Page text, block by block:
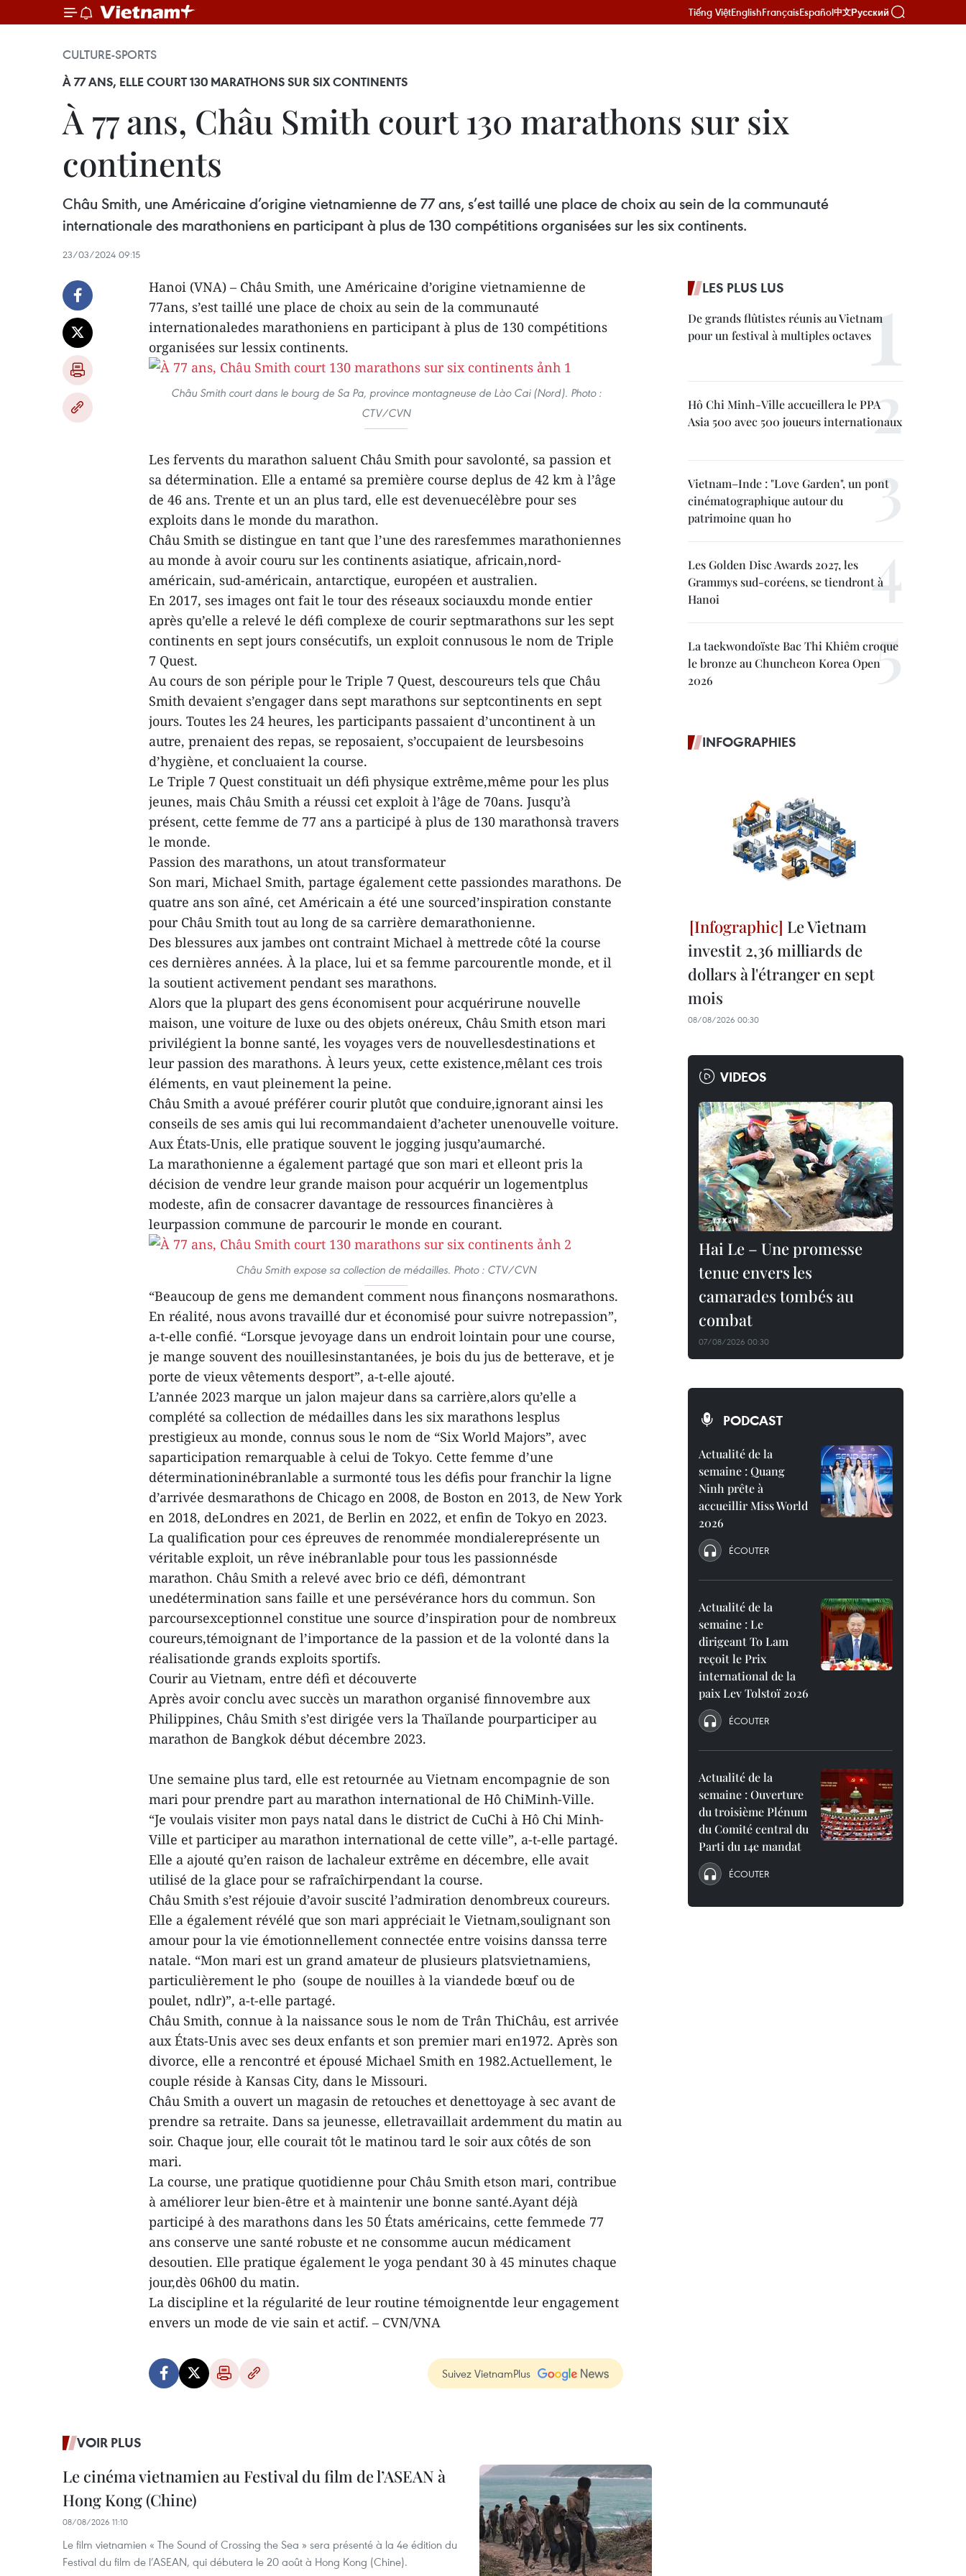
Tiếng ViệtEnglishFrançaisEspañol中文Русский
CULTURE-SPORTS
À 77 ANS, ELLE COURT 130 MARATHONS SUR SIX CONTINENTS
À 77 ans, Châu Smith court 130 marathons sur six
continents
Châu Smith, une Américaine d’origine vietnamienne de 77 ans, s’est taillé une place de choix au sein de la communauté
internationale des marathoniens en participant à plus de 130 compétitions organisées sur les six continents.
23/03/2024 09:15
Hanoi (VNA) – Châu Smith, une Américaine d’origine vietnamienne de
77ans, s’est taillé une place de choix au sein de la communauté
internationaledes marathoniens en participant à plus de 130 compétitions
organisées sur lessix continents.
Châu Smith court dans le bourg de Sa Pa, province montagneuse de Lào Cai (Nord). Photo :
CTV/CVN
Les fervents du marathon saluent Châu Smith pour savolonté, sa passion et
sa détermination. Elle a entamé sa première course deplus de 42 km à l’âge
de 46 ans. Trente et un an plus tard, elle est devenuecélèbre pour ses
exploits dans le monde du marathon.
Châu Smith se distingue en tant que l’une des raresfemmes marathoniennes
au monde à avoir couru sur les continents asiatique, africain,nord-
américain, sud-américain, antarctique, européen et australien.
En 2017, ses images ont fait le tour des réseaux sociauxdu monde entier
après qu’elle a relevé le défi complexe de courir septmarathons sur les sept
continents en sept jours consécutifs, un exploit connusous le nom de Triple
7 Quest.
Au cours de son périple pour le Triple 7 Quest, descoureurs tels que Châu
Smith devaient s’engager dans sept marathons sur septcontinents en sept
jours. Toutes les 24 heures, les participants passaient d’uncontinent à un
autre, prenaient des repas, se reposaient, s’occupaient de leursbesoins
d’hygiène, et concluaient la course.
Le Triple 7 Quest constituait un défi physique extrême,même pour les plus
jeunes, mais Châu Smith a réussi cet exploit à l’âge de 70ans. Jusqu’à
présent, cette femme de 77 ans a participé à plus de 130 marathonsà travers
le monde.
Passion des marathons, un atout transformateur
Son mari, Michael Smith, partage également cette passiondes marathons. De
quatre ans son aîné, cet Américain a été une sourced’inspiration constante
pour Châu Smith tout au long de sa carrière demarathonienne.
Des blessures aux jambes ont contraint Michael à mettrede côté la course
ces dernières années. À la place, lui et sa femme parcourentle monde, et il
la soutient activement pendant ses marathons.
Alors que la plupart des gens économisent pour acquérirune nouvelle
maison, une voiture de luxe ou des objets onéreux, Châu Smith etson mari
privilégient la bonne santé, les voyages vers de nouvellesdestinations et
leur passion des marathons. À leurs yeux, cette existence,mêlant ces trois
éléments, en vaut pleinement la peine.
Châu Smith a avoué préférer courir plutôt que conduire,ignorant ainsi les
conseils de ses amis qui lui recommandaient d’acheter unenouvelle voiture.
Aux États-Unis, elle pratique souvent le jogging jusqu’aumarché.
La marathonienne a également partagé que son mari et elleont pris la
décision de vendre leur grande maison pour acquérir un logementplus
modeste, afin de consacrer davantage de ressources financières à
leurpassion commune de parcourir le monde en courant.
Châu Smith expose sa collection de médailles. Photo : CTV/CVN
“Beaucoup de gens me demandent comment nous finançons nosmarathons.
En réalité, nous avons travaillé dur et économisé pour suivre notrepassion”,
a-t-elle confié. “Lorsque jevoyage dans un endroit lointain pour une course,
je mange souvent des nouillesinstantanées, je bois du jus de betterave, et je
porte de vieux vêtements desport”, a-t-elle ajouté.
L’année 2023 marque un jalon majeur dans sa carrière,alors qu’elle a
complété sa collection de médailles dans les six marathons lesplus
prestigieux au monde, connus sous le nom de “Six World Majors”, avec
saparticipation remarquable à celui de Tokyo. Cette femme d’une
déterminationinébranlable a surmonté tous les défis pour franchir la ligne
d’arrivée desmarathons de Chicago en 2008, de Boston en 2013, de New York
en 2018, deLondres en 2021, de Berlin en 2022, et enfin de Tokyo en 2023.
La qualification pour ces épreuves de renommée mondialereprésente un
véritable exploit, un rêve inébranlable pour tous les passionnésde
marathon. Châu Smith a relevé avec brio ce défi, démontrant
unedétermination sans faille et une persévérance hors du commun. Son
parcoursexceptionnel constitue une source d’inspiration pour de nombreux
coureurs,témoignant de l’importance de la passion et de la volonté dans la
réalisationde grands exploits sportifs.
Courir au Vietnam, entre défi et découverte
Après avoir conclu avec succès un marathon organisé finnovembre aux
Philippines, Châu Smith s’est dirigée vers la Thaïlande pourparticiper au
marathon de Bangkok début décembre 2023.
Une semaine plus tard, elle est retournée au Vietnam encompagnie de son
mari pour prendre part au marathon international de Hô ChiMinh-Ville.
“Je voulais visiter mon pays natal dans le district de CuChi à Hô Chi Minh-
Ville et participer au marathon international de cette ville”, a-t-elle partagé.
Elle a ajouté qu’en raison de lachaleur extrême en décembre, elle avait
utilisé de la glace pour se rafraîchirpendant la course.
Châu Smith s’est réjouie d’avoir suscité l’admiration denombreux coureurs.
Elle a également révélé que son mari appréciait le Vietnam,soulignant son
amour pour la vie émotionnellement connectée entre voisins danssa terre
natale. “Mon mari est un grand amateur de plusieurs platsvietnamiens,
particulièrement le pho (soupe de nouilles à la viandede bœuf ou de
poulet, ndlr)”, a-t-elle partagé.
Châu Smith, connue à la naissance sous le nom de Trân ThiChâu, est arrivée
aux États-Unis avec ses deux enfants et son premier mari en1972. Après son
divorce, elle a rencontré et épousé Michael Smith en 1982.Actuellement, le
couple réside à Kansas City, dans le Missouri.
Châu Smith a ouvert un magasin de retouches et denettoyage à sec avant de
prendre sa retraite. Dans sa jeunesse, elletravaillait ardemment du matin au
soir. Chaque jour, elle courait tôt le matinou tard le soir aux côtés de son
mari.
La course, une pratique quotidienne pour Châu Smith etson mari, contribue
à améliorer leur bien-être et à maintenir une bonne santé.Ayant déjà
participé à des marathons dans les 50 États américains, cette femmede 77
ans conserve une santé robuste et ne consomme aucun médicament
desoutien. Elle pratique également le yoga pendant 30 à 45 minutes chaque
jour,dès 06h00 du matin.
La discipline et la régularité de leur routine témoignentde leur engagement
envers un mode de vie sain et actif. – CVN/VNA
Suivez VietnamPlus
VOIR PLUS
Le cinéma vietnamien au Festival du film de l’ASEAN à
Hong Kong (Chine)
08/08/2026 11:10
Le film vietnamien « The Sound of Crossing the Sea » sera présenté à la 4e édition du
Festival du film de l’ASEAN, qui débutera le 20 août à Hong Kong (Chine).
LES PLUS LUS
De grands flûtistes réunis au Vietnam
pour un festival à multiples octaves
Hô Chi Minh-Ville accueillera le PPA
Asia 500 avec 500 joueurs internationaux
Vietnam–Inde : "Love Garden", un pont
cinématographique autour du
patrimoine quan ho
Les Golden Disc Awards 2027, les
Grammys sud-coréens, se tiendront à
Hanoi
La taekwondoïste Bac Thi Khiêm croque
le bronze au Chuncheon Korea Open
2026
INFOGRAPHIES
Le Vietnam
investit 2,36 milliards de
dollars à l'étranger en sept
mois
08/08/2026 00:30
VIDEOS
Hai Le – Une promesse
tenue envers les
camarades tombés au
combat
07/08/2026 00:30
PODCAST
Actualité de la
semaine : Quang
Ninh prête à
accueillir Miss World
2026
ÉCOUTER
Actualité de la
semaine : Le
dirigeant To Lam
reçoit le Prix
international de la
paix Lev Tolstoï 2026
ÉCOUTER
Actualité de la
semaine : Ouverture
du troisième Plénum
du Comité central du
Parti du 14e mandat
ÉCOUTER